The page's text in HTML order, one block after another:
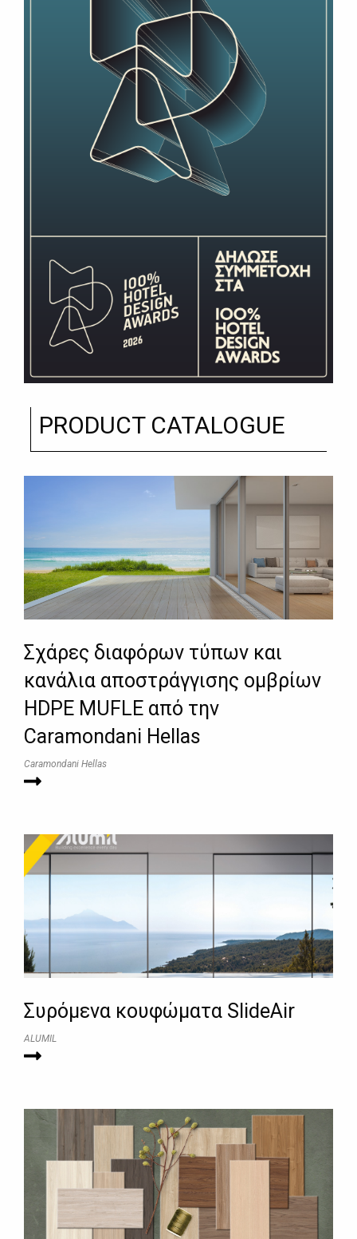
PRODUCT CATALOGUE
Σχάρες διαφόρων τύπων και
κανάλια αποστράγγισης ομβρίων
HDPE MUFLE από την
Caramondani Hellas
Caramondani Hellas
Συρόμενα κουφώματα SlideAir
ALUMIL